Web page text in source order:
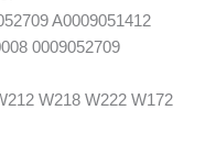
A0009051412
0009052709
W218 W222 W172